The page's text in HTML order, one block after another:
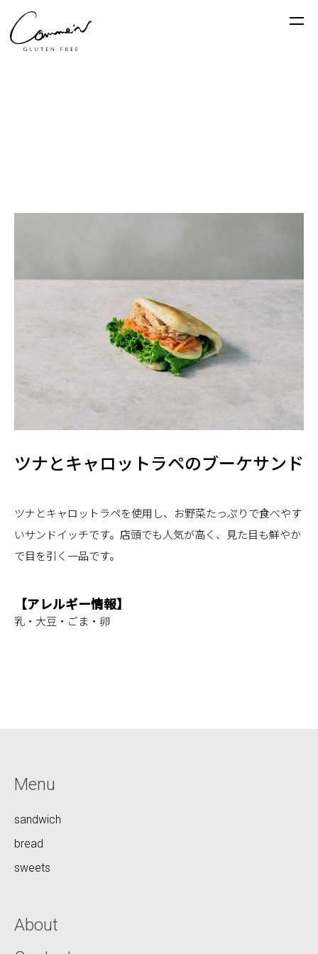
ツナとキャロットラペのブーケサンド
ツナとキャロットラペを使用し、お野菜たっぷりで食べやす
いサンドイッチです。店頭でも人気が高く、見た目も鮮やか
で目を引く一品です。
【アレルギー情報】
乳・大豆・ごま・卵
Menu
sandwich
bread
sweets
About